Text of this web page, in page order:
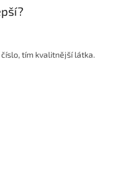
tím kvalitnější látka.